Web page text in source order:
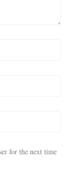
for the next time